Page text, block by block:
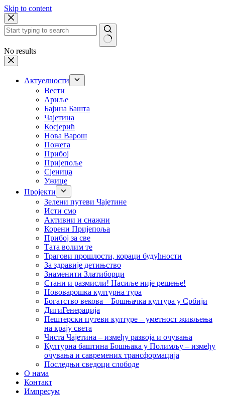
Skip to content
No results
Актуелности
Вести
Ариље
Бајина Башта
Чајетина
Косјерић
Нова Варош
Пожега
Прибој
Пријепоље
Сјеница
Ужице
Пројекти
Зелени путеви Чајетине
Исти смо
Активни и снажни
Корени Пријепоља
Прибој за све
Тата волим те
Трагови прошлости, кораци будућности
За здравије детињство
Знаменити Златиборци
Стани и размисли! Насиље није решење!
Нововарошка културна тура
Богатство векова – Бошњачка култура у Србији
ДигиГенерација
Пештерски путеви културе – уметност живљења
на крају света
Чиста Чајетина – између развоја и очувања
Културна баштина Бошњака у Полимљу – између
очувања и савремених трансформација
Последњи сведоци слободе
О нама
Контакт
Импресум